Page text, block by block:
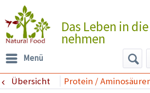
Das Leben in
nehmen
Menü
Übersicht Protein /